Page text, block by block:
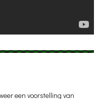
een voorstelling van